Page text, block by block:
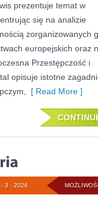
prezentuje temat w
się na analizie
zorganizowanych
europejskich oraz
Przestępczość i
opisuje istotne
[ Read More ]
3 - 2026